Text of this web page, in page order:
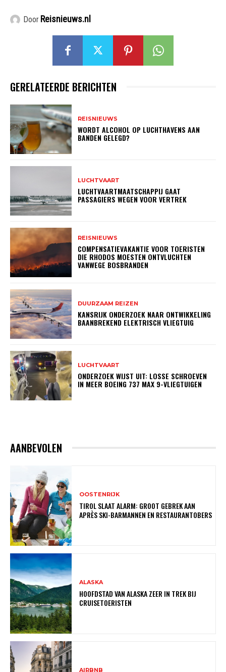
Door Reisnieuws.nl
GERELATEERDE BERICHTEN
REISNIEUWS
WORDT ALCOHOL OP LUCHTHAVENS AAN
BANDEN GELEGD?
LUCHTVAART
LUCHTVAARTMAATSCHAPPIJ GAAT
PASSAGIERS WEGEN VOOR VERTREK
REISNIEUWS
COMPENSATIEVAKANTIE VOOR TOERISTEN
DIE RHODOS MOESTEN ONTVLUCHTEN
VANWEGE BOSBRANDEN
DUURZAAM REIZEN
KANSRIJK ONDERZOEK NAAR ONTWIKKELING
BAANBREKEND ELEKTRISCH VLIEGTUIG
LUCHTVAART
ONDERZOEK WIJST UIT: LOSSE SCHROEVEN
IN MEER BOEING 737 MAX 9-VLIEGTUIGEN
AANBEVOLEN
OOSTENRIJK
TIROL SLAAT ALARM: GROOT GEBREK AAN
APRÈS SKI-BARMANNEN EN RESTAURANTOBERS
ALASKA
HOOFDSTAD VAN ALASKA ZEER IN TREK BIJ
CRUISETOERISTEN
AIRBNB